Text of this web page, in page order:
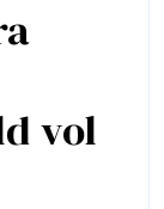
vol